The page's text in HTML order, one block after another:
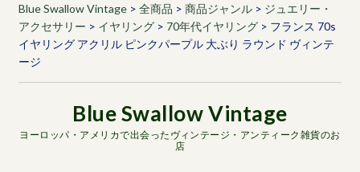
Blue Swallow Vintage> 全商品 > 商品ジャンル> ジュエリー・
アクセサリー > イヤリング> 70年代イヤリング> フランス 70s
イヤリング アクリル ピンクパープル 大ぶり ラウンド ヴィンテ
ージ
ヨーロッパ・アメリカで出会ったヴィンテージ・アンティーク雑貨のお
店